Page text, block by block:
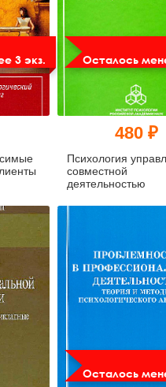
3 экз. Осталось
480 ₽
Психология
совместной
деятельностью
Осталось